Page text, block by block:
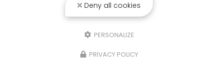
Deny all cookies
PERSONALIZE
PRIVACY POLICY